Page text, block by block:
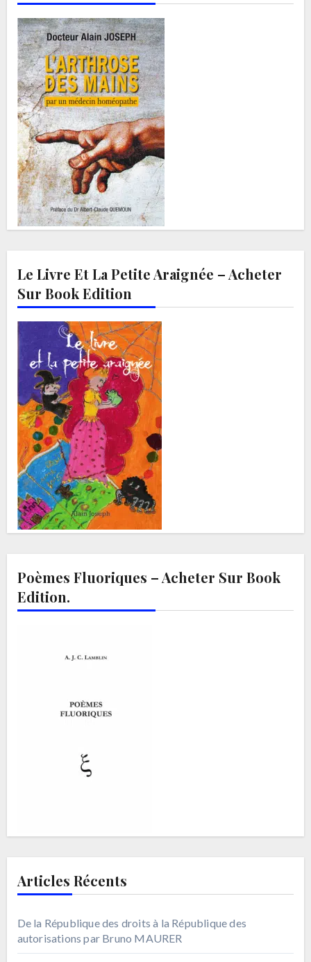
Le Livre Et La Petite Araignée – Acheter
Sur Book Edition
Poèmes Fluoriques – Acheter Sur Book
Edition.
Articles Récents
De la République des droits à la République des
autorisations par Bruno MAURER